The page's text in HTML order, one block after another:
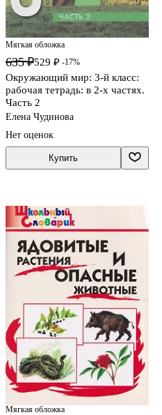
Мягкая обложка
635 ₽529 ₽ -17%
Окружающий мир: 3-й класс:
рабочая тетрадь: в 2-х частях.
Часть 2
Елена Чудинова
Нет оценок
Купить
Мягкая обложка